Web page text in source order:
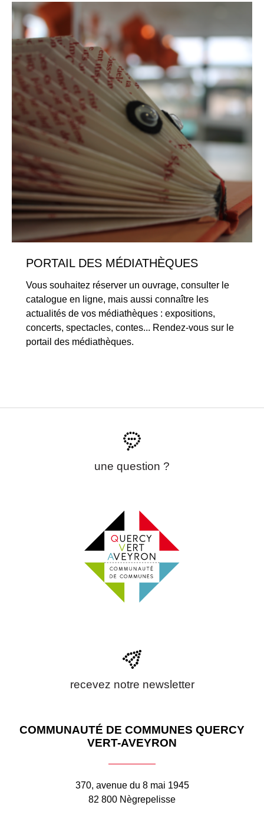
PORTAIL DES MÉDIATHÈQUES
Vous souhaitez réserver un ouvrage, consulter le
catalogue en ligne, mais aussi connaître les
actualités de vos médiathèques : expositions,
concerts, spectacles, contes... Rendez-vous sur le
portail des médiathèques.
une question ?
recevez notre newsletter
COMMUNAUTÉ DE COMMUNES QUERCY
VERT-AVEYRON
370, avenue du 8 mai 1945
82 800 Nègrepelisse